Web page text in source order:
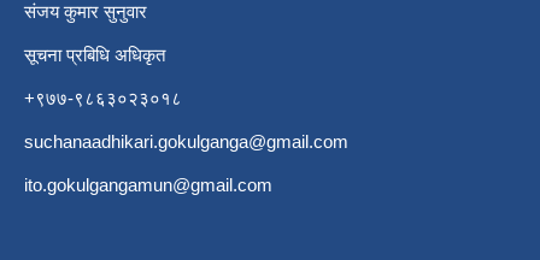
संजय कुमार सुनुवार
सूचना प्रबिधि अधिकृत
+९७७-९८६३०२३०१८
suchanaadhikari.gokulganga@gmail.com
ito.gokulgangamun@gmail.com